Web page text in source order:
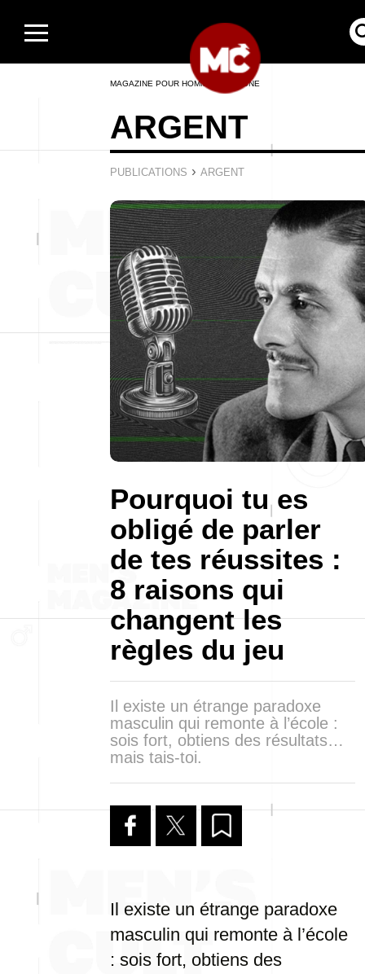
MAGAZINE POUR HOMMES EN LIGNE
ARGENT
PUBLICATIONS › ARGENT
Pourquoi tu es
obligé de parler
de tes réussites :
8 raisons qui
changent les
règles du jeu
Il existe un étrange paradoxe
masculin qui remonte à l’école :
sois fort, obtiens des résultats…
mais tais-toi.
Il existe un étrange paradoxe
masculin qui remonte à l’école
: sois fort, obtiens des